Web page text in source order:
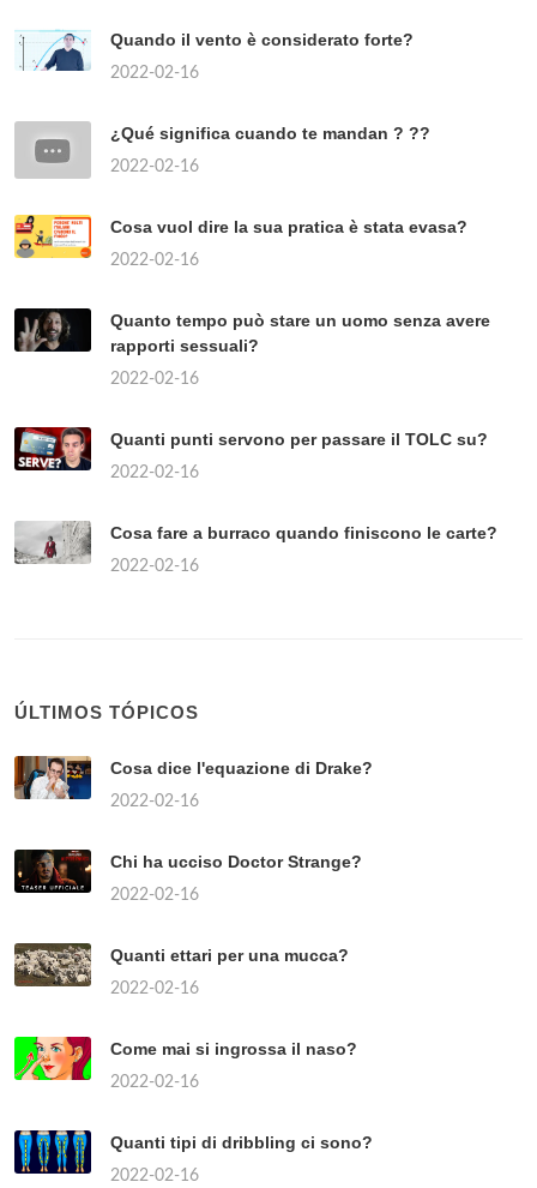
Quando il vento è considerato forte?
2022-02-16
¿Qué significa cuando te mandan ? ??
2022-02-16
Cosa vuol dire la sua pratica è stata evasa?
2022-02-16
Quanto tempo può stare un uomo senza avere
rapporti sessuali?
2022-02-16
Quanti punti servono per passare il TOLC su?
2022-02-16
Cosa fare a burraco quando finiscono le carte?
2022-02-16
ÚLTIMOS TÓPICOS
Cosa dice l'equazione di Drake?
2022-02-16
Chi ha ucciso Doctor Strange?
2022-02-16
Quanti ettari per una mucca?
2022-02-16
Come mai si ingrossa il naso?
2022-02-16
Quanti tipi di dribbling ci sono?
2022-02-16